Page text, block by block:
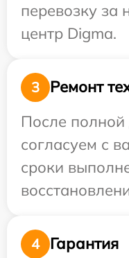
перевозку за
центр Digma.
3
Ремонт
После
согласуем с
сроки
4 Гарантия